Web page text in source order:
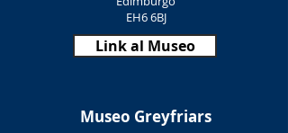
EH6 6BJ
Link al Museo
Museo Greyfriars